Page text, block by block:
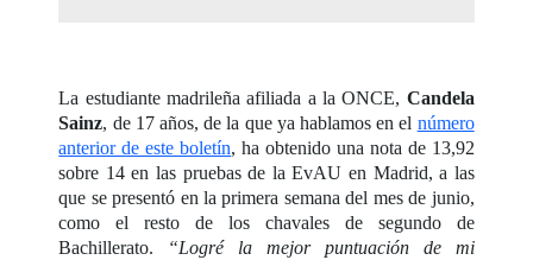
La estudiante madrileña afiliada a la ONCE, Candela
Sainz, de 17 años, de la que ya hablamos en el número
anterior de este boletín, ha obtenido una nota de 13,92
sobre 14 en las pruebas de la EvAU en Madrid, a las
que se presentó en la primera semana del mes de junio,
como el resto de los chavales de segundo de
Bachillerato.
“Logré la mejor puntuación de mi